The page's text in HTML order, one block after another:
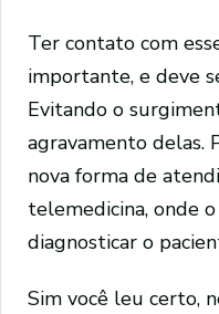
Ter contato com
importante, e deve
Evitando o
agravamento delas.
nova forma de
telemedicina, onde
diagnosticar o
Sim você leu certo,